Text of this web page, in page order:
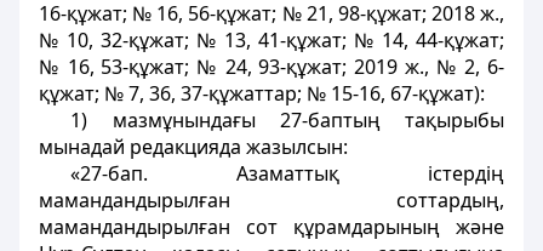
16-құжат; № 16, 56-құжат; № 21, 98-құжат; 2018 ж.,
№ 10, 32-құжат; № 13, 41-құжат; № 14, 44-құжат;
№ 16, 53-құжат; № 24, 93-құжат; 2019 ж., № 2, 6-
құжат; № 7, 36, 37-құжаттар; № 15-16, 67-құжат):
1) мазмұнындағы 27-баптың тақырыбы
мынадай редакцияда жазылсын:
«27-бап. Азаматтық істердің
мамандандырылған соттардың,
мамандандырылған сот құрамдарының және